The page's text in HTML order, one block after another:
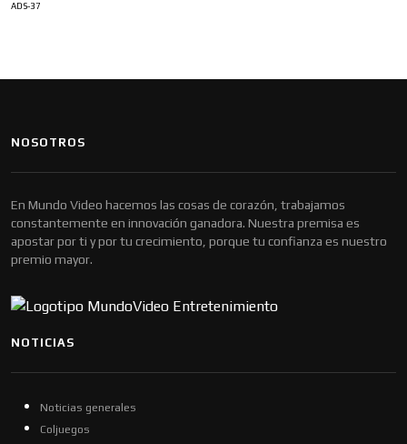
ADS-37
NOSOTROS
En Mundo Video hacemos las cosas de corazón, trabajamos
constantemente en innovación ganadora. Nuestra premisa es
apostar por ti y por tu crecimiento, porque tu confianza es nuestro
premio mayor.
NOTICIAS
Noticias generales
Coljuegos